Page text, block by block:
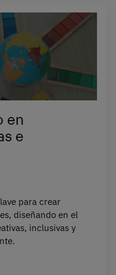
en
e
para crear
diseñando en el
inclusivas y